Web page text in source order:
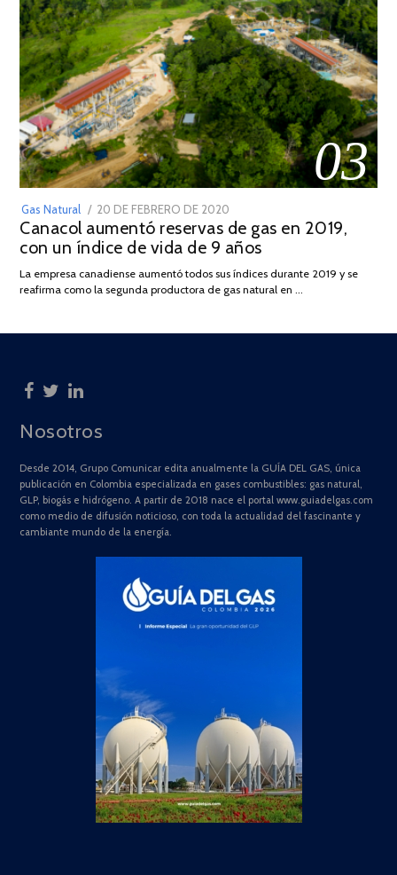
03
Gas Natural
POSTED
ON
20 DE FEBRERO DE 2020
DE
JULIO
2025
Canacol aumentó reservas de gas en 2019,
con un índice de vida de 9 años
La empresa canadiense aumentó todos sus índices durante 2019 y se
reafirma como la segunda productora de gas natural en …
Nosotros
Desde 2014, Grupo Comunicar edita anualmente la GUÍA DEL GAS, única
publicación en Colombia especializada en gases combustibles: gas natural,
GLP, biogás e hidrógeno. A partir de 2018 nace el portal www.guiadelgas.com
como medio de difusión noticioso, con toda la actualidad del fascinante y
cambiante mundo de la energía.